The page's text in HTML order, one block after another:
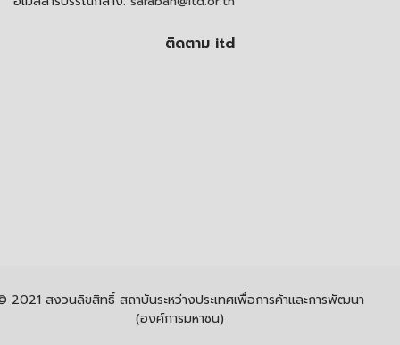
ติดตาม itd
2021 สงวนลิขสิทธิ์ สถาบันระหว่างประเทศเพื่อการค้าและการพัฒนา
(องค์การมหาชน)